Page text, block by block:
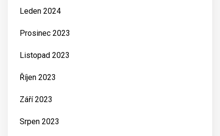
Leden 2024
Prosinec 2023
Listopad 2023
Říjen 2023
Září 2023
Srpen 2023